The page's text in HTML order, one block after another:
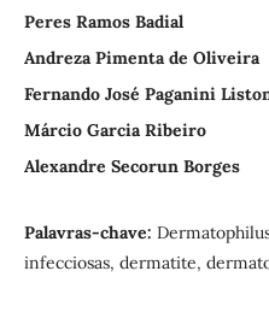
Peres Ramos Badial
Andreza Pimenta de Oliveira
Fernando José Paganini
Márcio Garcia Ribeiro
Alexandre Secorun Borges
Palavras-chave:
infecciosas, dermatite,